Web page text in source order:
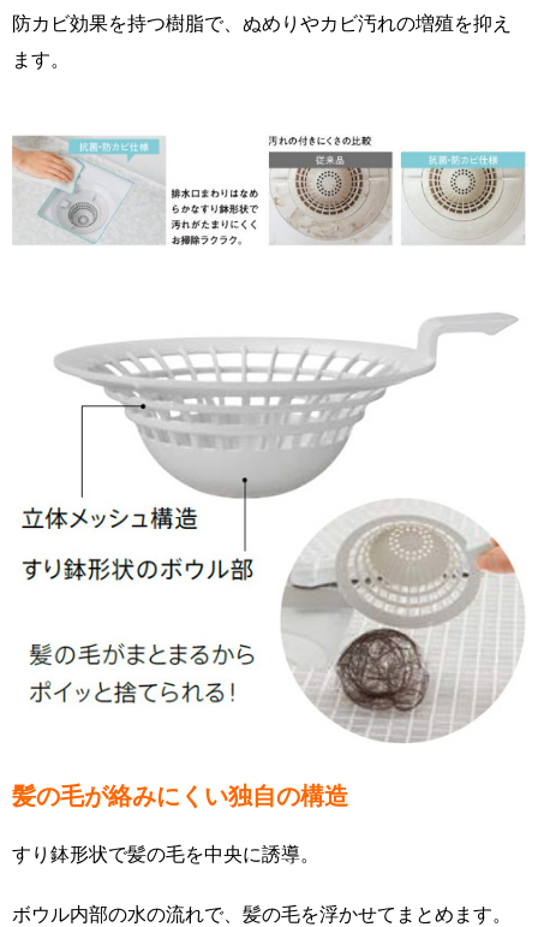
防カビ効果を持つ樹脂で、ぬめりやカビ汚れの増殖を抑え
ます。
髪の毛が絡みにくい独自の構造
すり鉢形状で髪の毛を中央に誘導。
ボウル内部の水の流れで、髪の毛を浮かせてまとめます。